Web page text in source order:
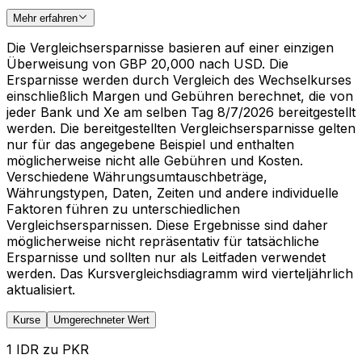
Mehr erfahren
Die Vergleichsersparnisse basieren auf einer einzigen
Überweisung von GBP 20,000 nach USD. Die
Ersparnisse werden durch Vergleich des Wechselkurses
einschließlich Margen und Gebühren berechnet, die von
jeder Bank und Xe am selben Tag 8/7/2026 bereitgestellt
werden. Die bereitgestellten Vergleichsersparnisse gelten
nur für das angegebene Beispiel und enthalten
möglicherweise nicht alle Gebühren und Kosten.
Verschiedene Währungsumtauschbeträge,
Währungstypen, Daten, Zeiten und andere individuelle
Faktoren führen zu unterschiedlichen
Vergleichsersparnissen. Diese Ergebnisse sind daher
möglicherweise nicht repräsentativ für tatsächliche
Ersparnisse und sollten nur als Leitfaden verwendet
werden. Das Kursvergleichsdiagramm wird vierteljährlich
aktualisiert.
Kurse Umgerechneter Wert
1 IDR zu PKR